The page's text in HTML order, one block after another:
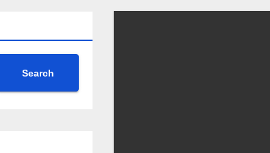
Search